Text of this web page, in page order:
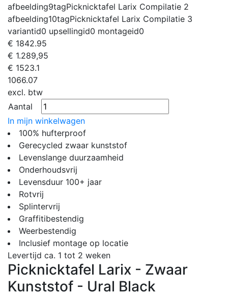
afbeelding9tagPicknicktafel Larix Compilatie 2
afbeelding10tagPicknicktafel Larix Compilatie 3
variantid0 upsellingid0 montageid0
€ 1842.95
€ 1.289,95
€ 1523.1
1066.07
excl. btw
Aantal
In mijn winkelwagen
100% hufterproof
Gerecycled zwaar kunststof
Levenslange duurzaamheid
Onderhoudsvrij
Levensduur 100+ jaar
Rotvrij
Splintervrij
Graffitibestendig
Weerbestendig
Inclusief montage op locatie
Levertijd ca. 1 tot 2 weken
Picknicktafel Larix - Zwaar
Kunststof - Ural Black